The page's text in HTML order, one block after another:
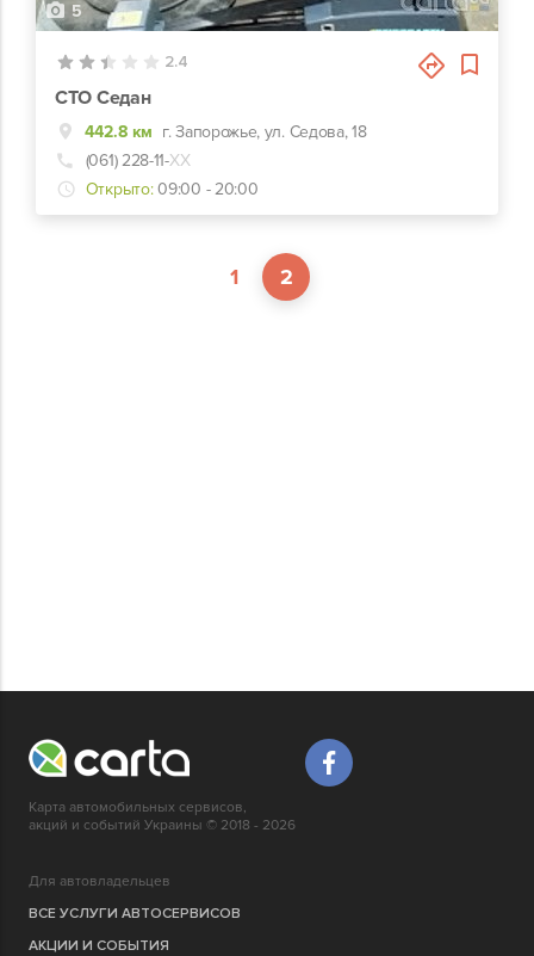
5
2.4
СТО Седан
442.8 км г. Запорожье, ул. Седова, 18
(061) 228-11-ХХ
Открыто: 09:00 - 20:00
1 2
Карта автомобильных сервисов,
акций и событий Украины © 2018 - 2026
Для автовладельцев
ВСЕ УСЛУГИ АВТОСЕРВИСОВ
АКЦИИ И СОБЫТИЯ